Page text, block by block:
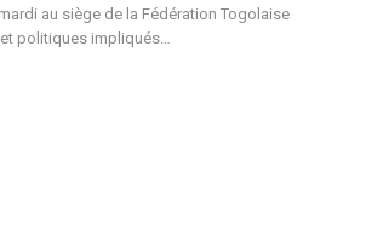
au siège de la Fédération Togolaise
politiques impliqués…